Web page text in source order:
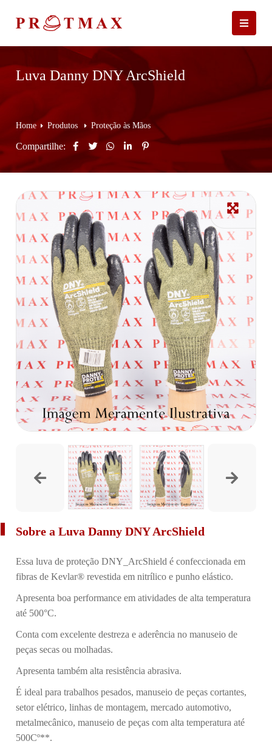
Luva Danny DNY ArcShield
Home Produtos Proteção às Mãos
Compartilhe:
Sobre a Luva Danny DNY ArcShield
Essa luva de proteção DNY_ArcShield é confeccionada em
fibras de Kevlar® revestida em nitrílico e punho elástico.
Apresenta boa performance em atividades de alta temperatura
até 500°C.
Conta com excelente destreza e aderência no manuseio de
peças secas ou molhadas.
Apresenta também alta resistência abrasiva.
É ideal para trabalhos pesados, manuseio de peças cortantes,
setor elétrico, linhas de montagem, mercado automotivo,
metalmecânico, manuseio de peças com alta temperatura até
500Cº**.